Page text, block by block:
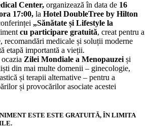
Center, organizează în data de 16
17:00, la Hotel DoubleTree by Hilton
„Sănătate și Lifestyle la
cu participare gratuită, creat pentru a
medicale și soluții moderne
etapă importantă a vieții.
Zilei Mondiale a Menopauzei și
din mai multe domenii – ginecologie,
și terapii alternative – pentru a
și provocărilor asociate acestei
ESTE ESTE GRATUITĂ, ÎN LIMITA